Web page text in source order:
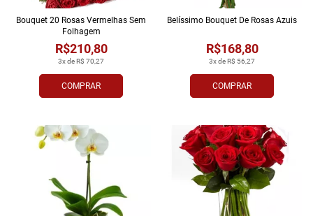
COMPRAR
3x de R$ 70,27
R$210,80
Bouquet 20 Rosas Vermelhas Sem
Folhagem
COMPRAR
3x de R$ 56,27
R$168,80
Belíssimo Bouquet De Rosas Azuis